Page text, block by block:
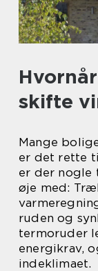
skifte
Mange
er det rette
er der nogle
øje med:
ruden og
termoruder
energikrav,
indeklimaet.